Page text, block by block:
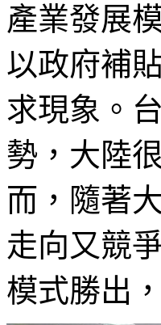
產業發展
以政府補
求現象。
勢，大陸
而，隨著
走向又競
模式勝出